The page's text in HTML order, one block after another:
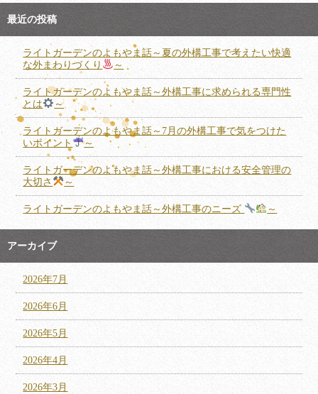
最近の投稿
ライトガーデンのよもやま話～夏の外構工事で考えたい快適
な外まわりづくり
～
ライトガーデンのよもやま話～外構工事に求められる専門性
とは
～
ライトガーデンのよもやま話～7月の外構工事で気をつけた
いポイント
～
ライトガーデンのよもやま話～外構工事における安全管理の
大切さ
～
ライトガーデンのよもやま話～外構工事のニーズ ～
アーカイブ
2026年7月
2026年6月
2026年5月
2026年4月
2026年3月